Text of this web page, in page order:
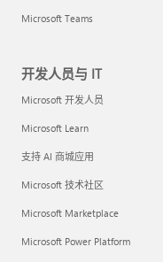
Microsoft Teams
开发人员与 IT
Microsoft 开发人员
Microsoft Learn
支持 AI 商城应用
Microsoft 技术社区
Microsoft Marketplace
Microsoft Power Platform